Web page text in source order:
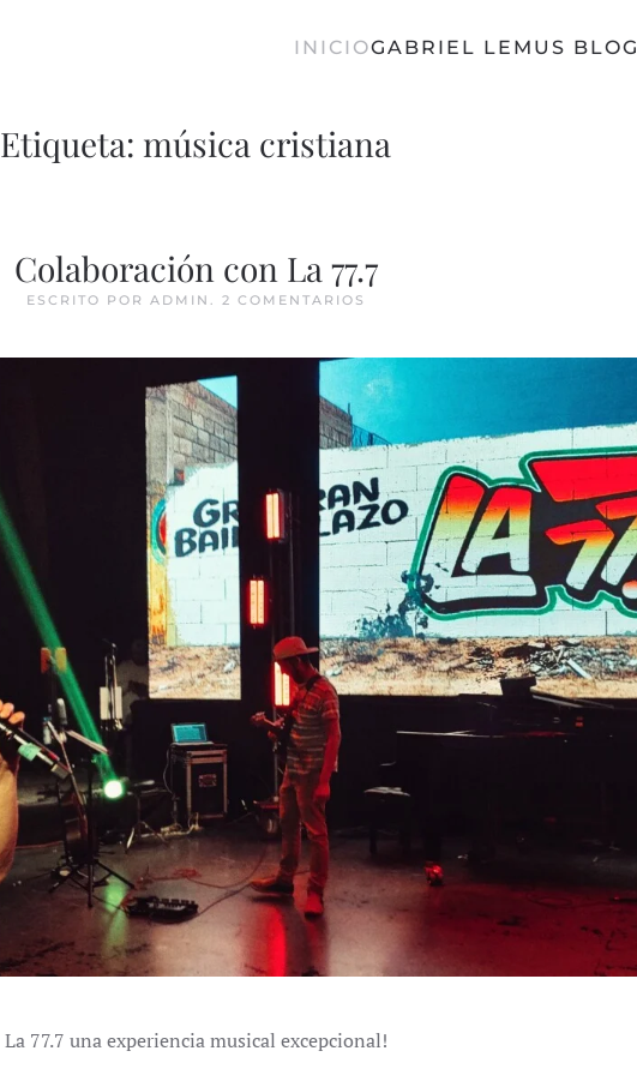
INICIOGABRIEL LEMUS BLOG
Etiqueta: música cristiana
Colaboración con La 77.7
ESCRITO POR ADMIN . 2 COMENTARIOS
77.7
La 77.7 una experiencia musical excepcional!